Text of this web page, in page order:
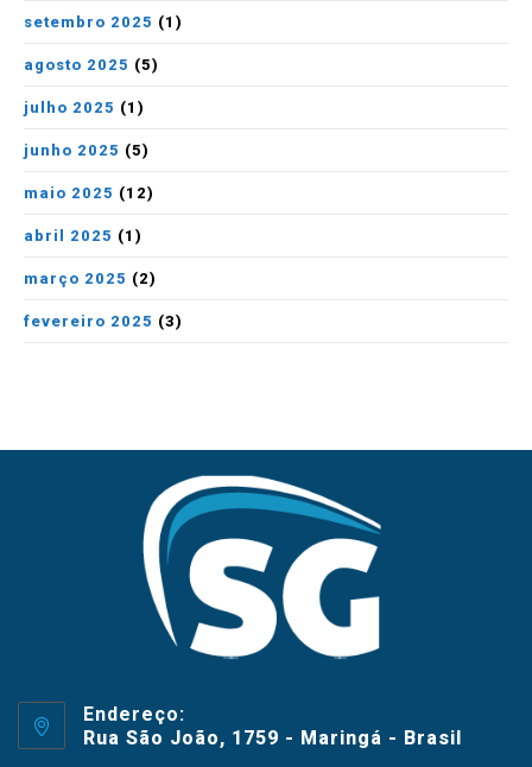
setembro 2025 (1)
agosto 2025 (5)
julho 2025 (1)
junho 2025 (5)
maio 2025 (12)
abril 2025 (1)
março 2025 (2)
fevereiro 2025 (3)
Endereço:
Rua São João, 1759 - Maringá - Brasil